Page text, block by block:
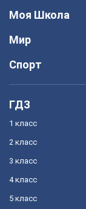
Моя Школа
Мир
Спорт
ГДЗ
1 класс
2 класс
3 класс
4 класс
5 класс